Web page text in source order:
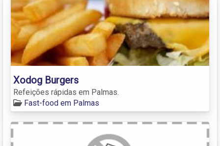
Xodog Burgers
Refeições rápidas em Palmas.
Fast-food em Palmas